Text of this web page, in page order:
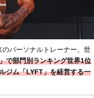
のパーソナルトレーナー。世
で部門別ランキング世界1位
ジム「LYFT」を経営する一